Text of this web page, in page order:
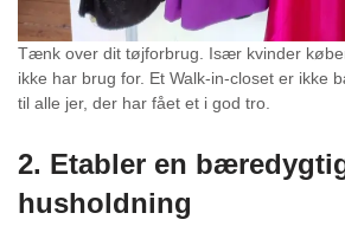
Tænk over dit tøjforbrug. Især kvinder
ikke har brug for. Et Walk-in-closet er ikke
til alle jer, der har fået et i god tro.
2. Etabler en
husholdning